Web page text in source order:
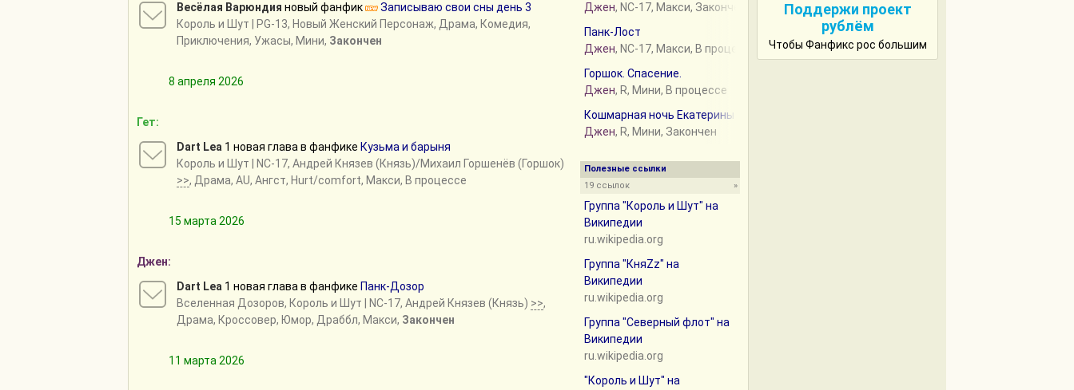
Весёлая Варюндия новый фанфик
Записываю свои сны день 3
Король и Шут | PG-13, Новый Женский Персонаж, Драма, Комедия,
Приключения, Ужасы, Мини, Закончен
8 апреля 2026
Гет:
Dart Lea 1 новая глава в фанфике Кузьма и барыня
Король и Шут | NC-17, Андрей Князев (Князь)/Михаил Горшенёв (Горшок)
>>, Драма, AU, Ангст, Hurt/comfort, Макси, В процессе
15 марта 2026
Джен:
Dart Lea 1 новая глава в фанфике Панк-Дозор
Вселенная Дозоров, Король и Шут | NC-17, Андрей Князев (Князь) >>,
Драма, Кроссовер, Юмор, Драббл, Макси, Закончен
11 марта 2026
Джен, NC-17, Макси, Закончен
Панк-Лост
Джен, NC-17, Макси, В процессе
Горшок. Спасение.
Джен, R, Мини, В процессе
Кошмарная ночь Екатерины
Джен, R, Мини, Закончен
Полезные ссылки
19 ссылок
»
Группа "Король и Шут" на
Википедии
ru.wikipedia.org
Группа "КняZz" на
Википедии
ru.wikipedia.org
Группа "Северный флот" на
Википедии
ru.wikipedia.org
"Король и Шут" на
Поддержи проект
рублём
Чтобы Фанфикс рос большим